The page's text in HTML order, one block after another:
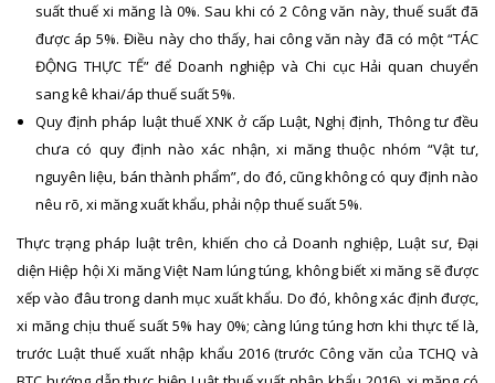
suất thuế xi măng là 0%. Sau khi có 2 Công văn này, thuế suất đã
được áp 5%. Điều này cho thấy, hai công văn này đã có một “TÁC
ĐỘNG THỰC TẾ” để Doanh nghiệp và Chi cục Hải quan chuyển
sang kê khai/áp thuế suất 5%.
Quy định pháp luật thuế XNK ở cấp Luật, Nghị định, Thông tư đều
chưa có quy định nào xác nhận, xi măng thuộc nhóm “Vật tư,
nguyên liệu, bán thành phẩm”, do đó, cũng không có quy định nào
nêu rõ, xi măng xuất khẩu, phải nộp thuế suất 5%.
Thực trạng pháp luật trên, khiến cho cả Doanh nghiệp, Luật sư, Đại
diện Hiệp hội Xi măng Việt Nam lúng túng, không biết xi măng sẽ được
xếp vào đâu trong danh mục xuất khẩu. Do đó, không xác định được,
xi măng chịu thuế suất 5% hay 0%; càng lúng túng hơn khi thực tế là,
trước Luật thuế xuất nhập khẩu 2016 (trước Công văn của TCHQ và